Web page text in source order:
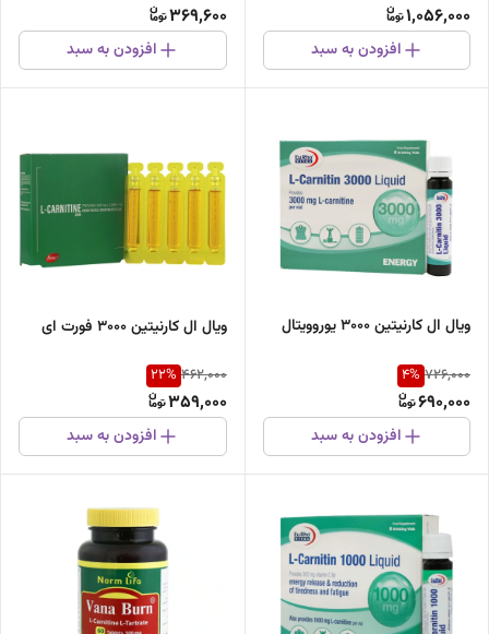
1,056,000
افزودن به سبد
369,600
افزودن به سبد
ویال ال کارنیتین 3000 یوروویتال
726,000
4%
690,000
افزودن به سبد
ویال ال کارنیتین 3000 فورت ای
462,000
22%
359,000
افزودن به سبد